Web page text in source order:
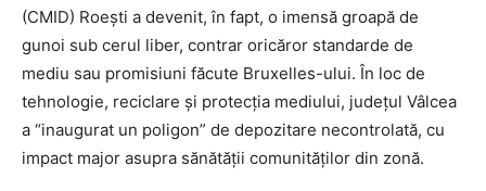
(CMID) Roești a devenit, în fapt, o imensă groapă de
gunoi sub cerul liber, contrar oricăror standarde de
mediu sau promisiuni făcute Bruxelles-ului. În loc de
tehnologie, reciclare și protecția mediului, județul Vâlcea
a “inaugurat un poligon” de depozitare necontrolată, cu
impact major asupra sănătății comunităților din zonă.